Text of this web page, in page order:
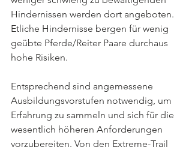
Hindernissen werden dort angeboten.
Etliche Hindernisse bergen für wenig
geübte Pferde/Reiter Paare durchaus
hohe Risiken.
Entsprechend sind angemessene
Ausbildungsvorstufen notwendig, um
Erfahrung zu sammeln und sich für die
wesentlich höheren Anforderungen
vorzubereiten. Von den Extreme-Trail